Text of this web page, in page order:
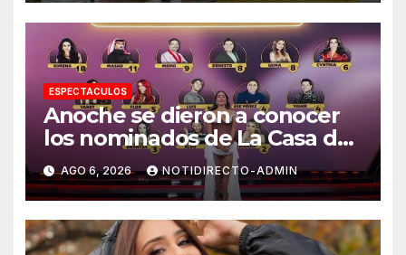
ESPECTACULOS
Anoche se dieron a conocer
los nominados de La Casa de
los Famosos México 2026 en
la segunda semana
AGO 6, 2026 NOTIDIRECTO-ADMIN